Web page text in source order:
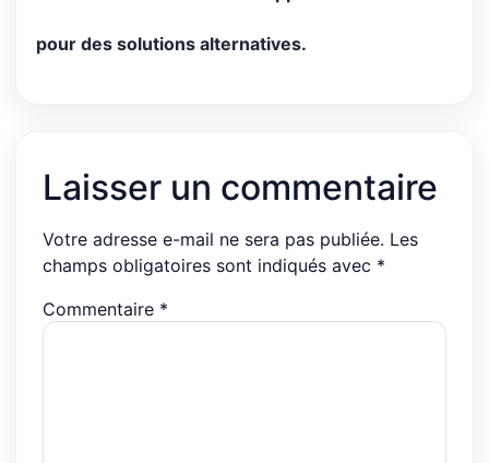
pour des solutions alternatives.
Laisser un commentaire
Votre adresse e-mail ne sera pas publiée. Les
champs obligatoires sont indiqués avec *
Commentaire *